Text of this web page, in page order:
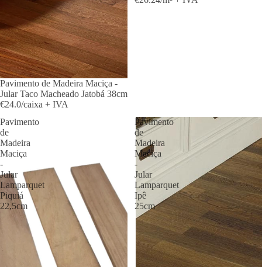
Pavimento de Madeira Maciça -
Jular Taco Macheado Jatobá 38cm
€24.0/caixa + IVA
Pavimento
de
Madeira
Maciça
-
Jular
Lamparquet
Piquiá
22,5cm
Pavimento
de
Madeira
Maciça
-
Jular
Lamparquet
Ipê
25cm